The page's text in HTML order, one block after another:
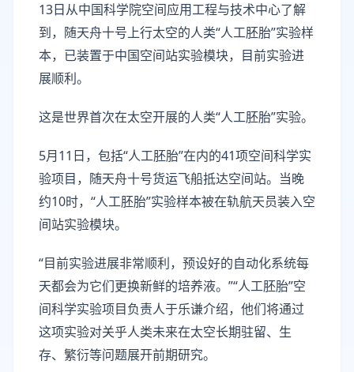
13日从中国科学院空间应用工程与技术中心了解
到，随天舟十号上行太空的人类“人工胚胎”实验样
本，已装置于中国空间站实验模块，目前实验进
展顺利。
这是世界首次在太空开展的人类“人工胚胎”实验。
5月11日，包括“人工胚胎”在内的41项空间科学实
验项目，随天舟十号货运飞船抵达空间站。当晚
约10时，“人工胚胎”实验样本被在轨航天员装入空
间站实验模块。
“目前实验进展非常顺利，预设好的自动化系统每
天都会为它们更换新鲜的培养液。”“人工胚胎”空
间科学实验项目负责人于乐谦介绍，他们将通过
这项实验对关乎人类未来在太空长期驻留、生
存、繁衍等问题展开前期研究。